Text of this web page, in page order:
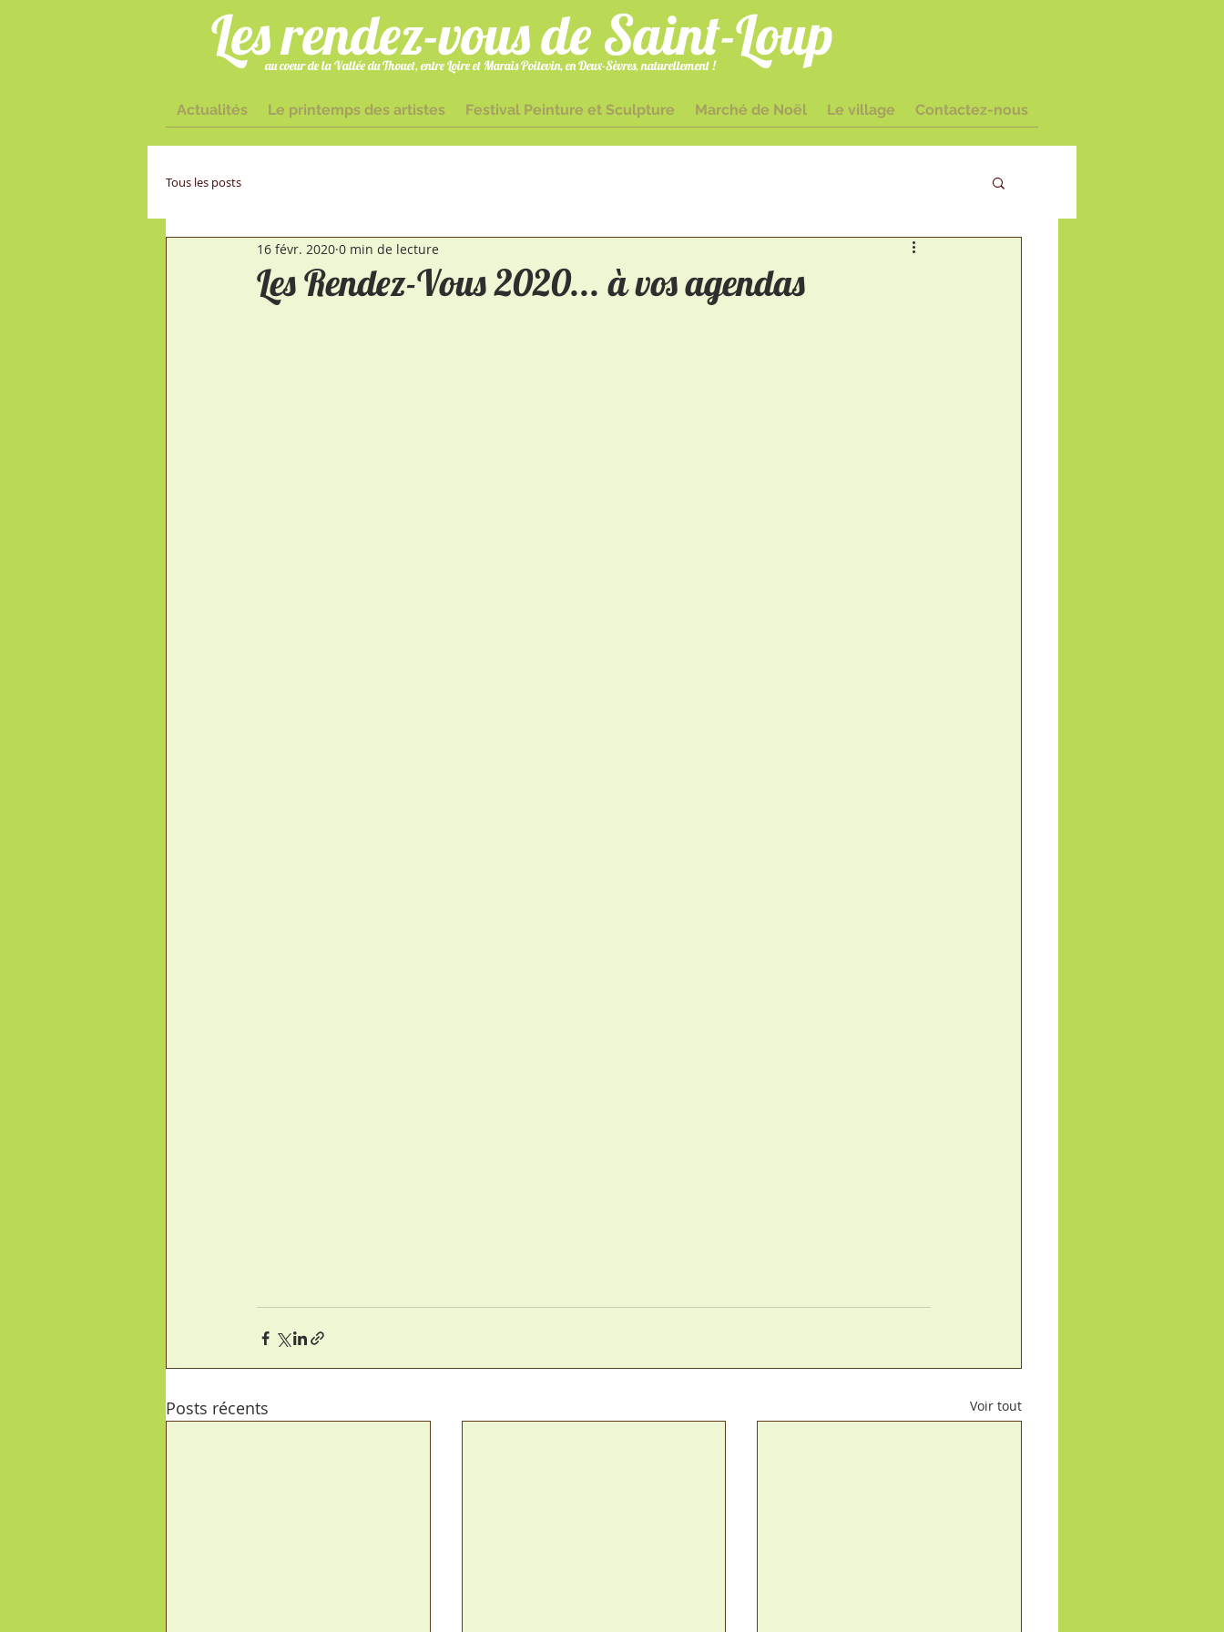
Les rendez-vous de Saint-Loup
au coeur de la Vallée du Thouet, entre Loire et Marais Poitevin, en Deux-Sèvres, naturellement !
Actualités Le printemps des artistes Festival Peinture et Sculpture Marché de Noël Le village Contactez-nous
Tous les posts
Les Rendez-Vous 2020... à vos agendas
16 févr. 2020 0 min de lecture
Posts récents Voir tout